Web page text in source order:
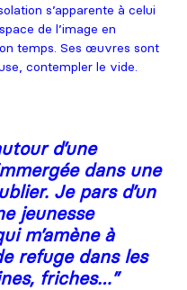
s’apparente à celui
de l’image en
temps. Ses œuvres sont
contempler le vide.
d’une
dans une
Je pars d’un
jeunesse
m’amène à
refuge dans les
friches…”